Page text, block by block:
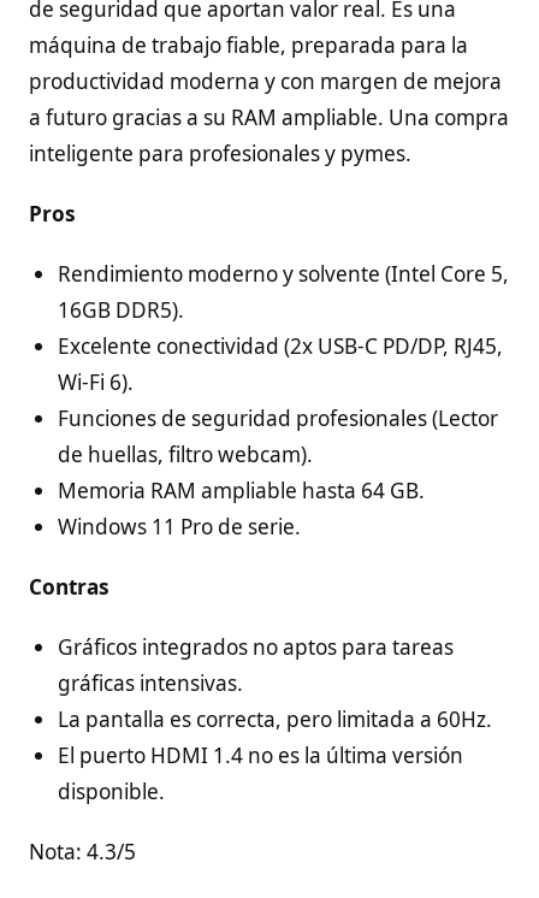
de seguridad que aportan valor real. Es una
máquina de trabajo fiable, preparada para la
productividad moderna y con margen de mejora
a futuro gracias a su RAM ampliable. Una compra
inteligente para profesionales y pymes.
Pros
Rendimiento moderno y solvente (Intel Core 5,
16GB DDR5).
Excelente conectividad (2x USB-C PD/DP, RJ45,
Wi-Fi 6).
Funciones de seguridad profesionales (Lector
de huellas, filtro webcam).
Memoria RAM ampliable hasta 64 GB.
Windows 11 Pro de serie.
Contras
Gráficos integrados no aptos para tareas
gráficas intensivas.
La pantalla es correcta, pero limitada a 60Hz.
El puerto HDMI 1.4 no es la última versión
disponible.
Nota: 4.3/5